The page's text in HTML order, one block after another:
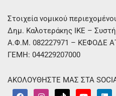
Στοιχεία νομικού
Δημ. Καλοτεράκης ΙΚΕ –
Α.Φ.Μ. 082227971 – ΚΕΦΟΔΕ
ΓΕΜΗ: 044229207000
ΑΚΟΛΟΥΘΗΣΤΕ ΜΑΣ ΣΤΑ
F I T Y L